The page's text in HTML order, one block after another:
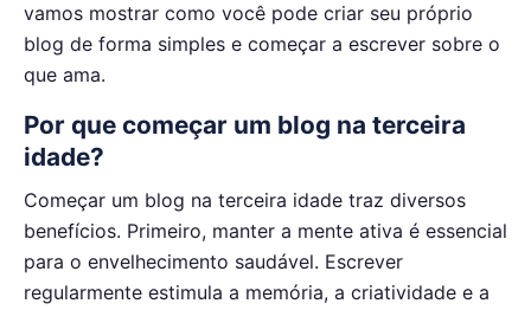
vamos mostrar como você pode criar seu próprio
blog de forma simples e começar a escrever sobre o
que ama.
Por que começar um blog na terceira
idade?
Começar um blog na terceira idade traz diversos
benefícios. Primeiro, manter a mente ativa é essencial
para o envelhecimento saudável. Escrever
regularmente estimula a memória, a criatividade e a